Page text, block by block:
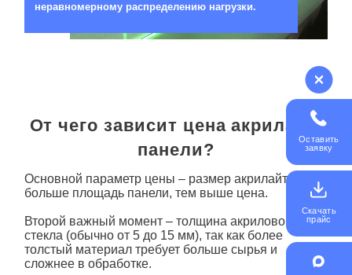
неравномерному распределению нагрузки.
От чего зависит цена акрилайт-
панели?
Основной параметр цены – размер акрилайта: чем
больше площадь панели, тем выше цена.
Второй важный момент – толщина акрилового
стекла (обычно от 5 до 15 мм), так как более
толстый материал требует больше сырья и
сложнее в обработке.
Оставить
заявку
Скачать
прайс